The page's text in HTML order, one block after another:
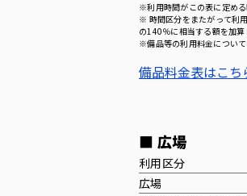
※利用時間がこの表に定める
※ 時間区分をまたがって利
の140％に相当する額を加
※備品等の利用料金について
備品料金表はこち
■ 広場
利用区分
広場